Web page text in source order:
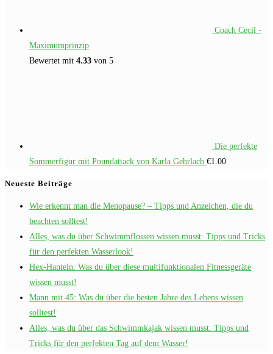
Coach Cecil -
Maximumprinzip
Bewertet mit 4.33 von 5
Die perfekte
Sommerfigur mit Poundattack von Karla Gehrlach €1.00
Neueste Beiträge
Wie erkennt man die Menopause? – Tipps und Anzeichen, die du
beachten solltest!
Alles, was du über Schwimmflossen wissen musst: Tipps und Tricks
für den perfekten Wasserlook!
Hex-Hanteln: Was du über diese multifunktionalen Fitnessgeräte
wissen musst!
Mann mit 45: Was du über die besten Jahre des Lebens wissen
solltest!
Alles, was du über das Schwimmkajak wissen musst: Tipps und
Tricks für den perfekten Tag auf dem Wasser!